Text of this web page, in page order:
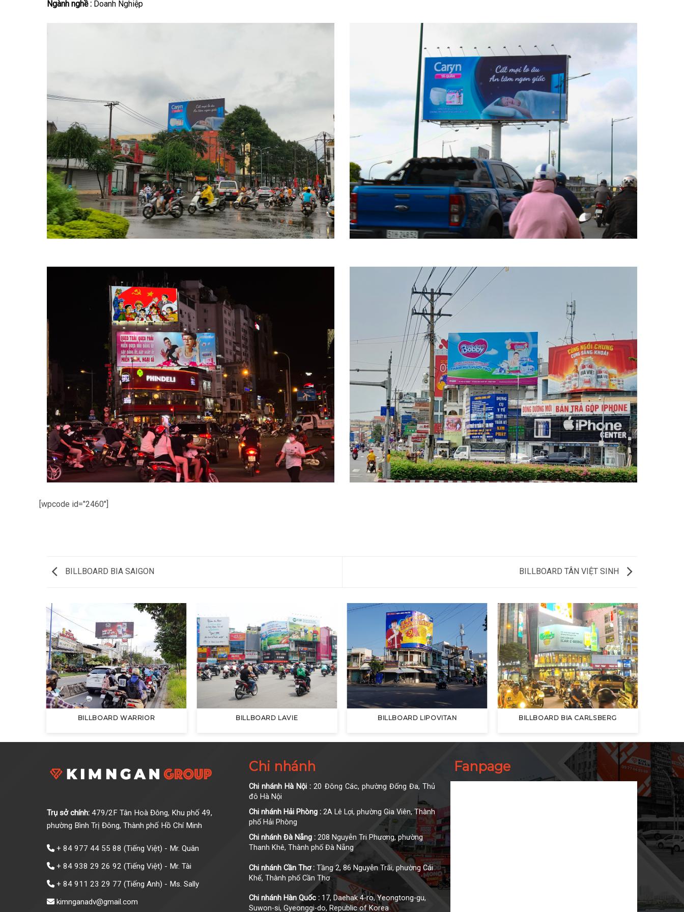
Ngành nghề : Doanh Nghiệp
[wpcode id="2460"]
BILLBOARD BIA SAIGON BILLBOARD TÂN VIỆT SINH
BILLBOARD WARRIOR BILLBOARD LAVIE BILLBOARD LIPOVITAN BILLBOARD BIA CARLSBERG
Trụ sở chính: 479/2F Tân Hoà Đông, Khu phố 49,
phường Bình Trị Đông, Thành phố Hồ Chí Minh
+ 84 977 44 55 88 (Tiếng Việt) - Mr. Quân
+ 84 938 29 26 92 (Tiếng Việt) - Mr. Tài
+ 84 911 23 29 77 (Tiếng Anh) - Ms. Sally
kimnganadv@gmail.com
Chi nhánh
Chi nhánh Hà Nội : 20 Đông Các, phường Đống Đa, Thủ
đô Hà Nội
Chi nhánh Hải Phòng :2A Lê Lợi, phường Gia Viên, Thành
phố Hải Phòng
Chi nhánh Đà Nẵng :208 Nguyễn Tri Phương, phường
Thanh Khê, Thành phố Đà Nẵng
Chi nhánh Cần Thơ :Tầng 2, 86 Nguyễn Trãi, phường Cái
Khế, Thành phố Cần Thơ
Chi nhánh Hàn Quốc :17, Daehak 4-ro, Yeongtong-gu,
Suwon-si, Gyeonggi-do, Republic of Korea
Fanpage